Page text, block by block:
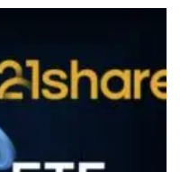
cáo buộc các công